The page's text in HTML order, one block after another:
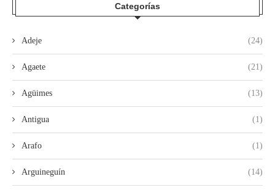
Categorías
Adeje (24)
Agaete (21)
Agüimes (13)
Antigua (1)
Arafo (1)
Arguineguín (14)